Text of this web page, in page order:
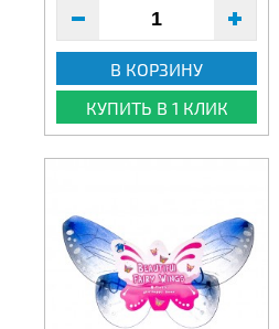
В КОРЗИНУ
КУПИТЬ В 1 КЛИК